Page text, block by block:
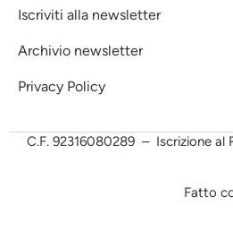
Iscriviti alla newsletter
Archivio newsletter
Privacy Policy
C.F. 92316080289 – Iscrizione al
Fatto